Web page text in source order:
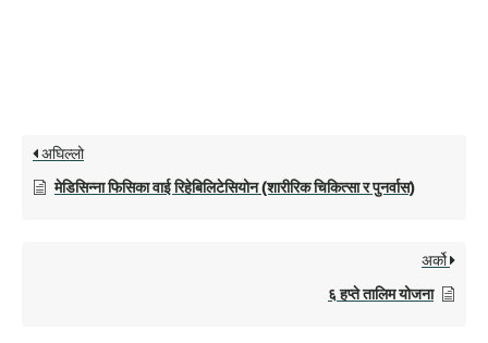
अघिल्लो
मेडिसिन्ना फिसिका वाई रिहेबिलिटेसियोन (शारीरिक चिकित्सा र पुनर्वास)
अर्को
६ हप्ते तालिम योजना